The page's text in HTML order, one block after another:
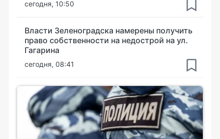
сегодня, 10:50
Власти Зеленоградска намерены получить
право собственности на недострой на ул.
Гагарина
сегодня, 08:41